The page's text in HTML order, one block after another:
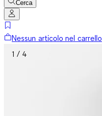
Cerca
Nessun articolo nel carrello
1 / 4